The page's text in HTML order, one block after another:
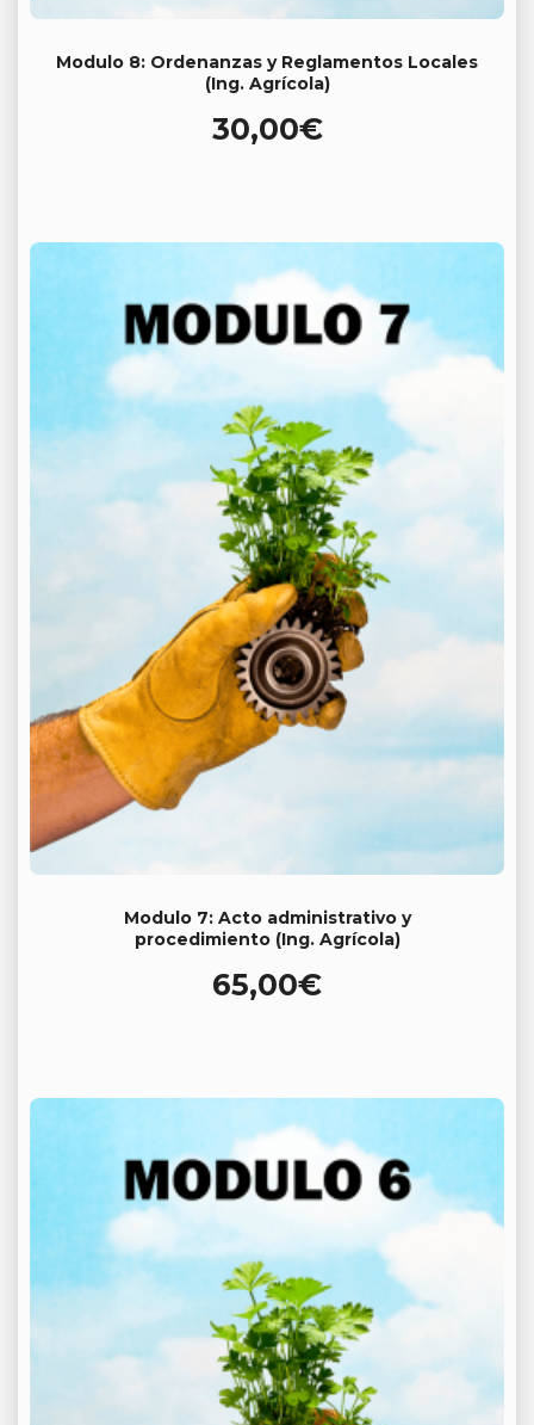
Modulo 8: Ordenanzas y Reglamentos Locales
(Ing. Agrícola)
30,00€
Modulo 7: Acto administrativo y
procedimiento (Ing. Agrícola)
65,00€